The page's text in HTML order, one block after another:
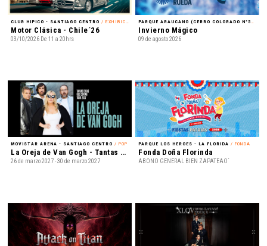
CLUB HIPICO - SANTIAGO CENTRO / EXHIBICIÓN
Motor Clásica - Chile´26
03/10/2026 De 11 a 20hrs
PARQUE ARAUCANO (CERRO COLORADO N°5435) - LAS CONDES
Invierno Mágico
09 de agosto 2026
MOVISTAR ARENA - SANTIAGO CENTRO / POP
La Oreja de Van Gogh - Tantas cosas que contar Tour 2027
26 de marzo 2027 - 30 de marzo 2027
PARQUE LOS HEROES - LA FLORIDA / FONDA
Fonda Doña Florinda
ABONO GENERAL BIEN ZAPATEAO´